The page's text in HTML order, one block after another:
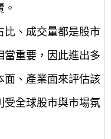
比、成交量都是股市
當重要，因此進出多
面、產業面來評估該
受全球股市與市場氛